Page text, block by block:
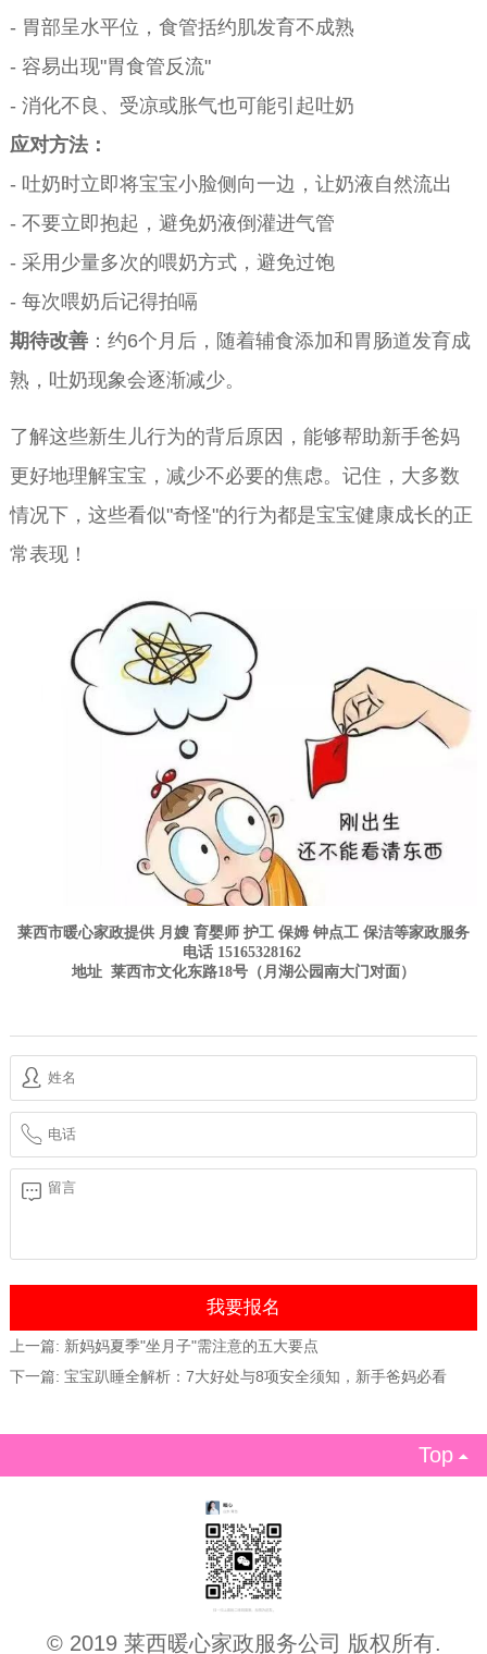
- 胃部呈水平位，食管括约肌发育不成熟
- 容易出现"胃食管反流"
- 消化不良、受凉或胀气也可能引起吐奶
应对方法：
- 吐奶时立即将宝宝小脸侧向一边，让奶液自然流出
- 不要立即抱起，避免奶液倒灌进气管
- 采用少量多次的喂奶方式，避免过饱
- 每次喂奶后记得拍嗝
期待改善：约6个月后，随着辅食添加和胃肠道发育成
熟，吐奶现象会逐渐减少。
了解这些新生儿行为的背后原因，能够帮助新手爸妈
更好地理解宝宝，减少不必要的焦虑。记住，大多数
情况下，这些看似"奇怪"的行为都是宝宝健康成长的正
常表现！
莱西市暖心家政提供 月嫂 育婴师 护工 保姆 钟点工 保洁等家政服务
电话 15165328162
地址 莱西市文化东路18号（ 月湖公园南大门对面）
上一篇: 新妈妈夏季"坐月子"需注意的五大要点
下一篇: 宝宝趴睡全解析：7大好处与8项安全须知，新手爸妈必看
Top
© 2019 莱西暖心家政服务公司 版权所有.